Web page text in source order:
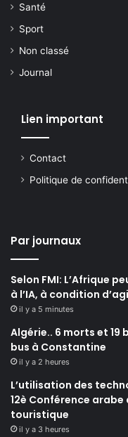
Santé
Sport
Non classé
Journal
Lien important
Contact
Politique de
Par journaux
Selon FMI: L’Afrique
à l’IA, à condition
il y a 5 minutes
Algérie.. 6 morts et 19
bus à Constantine
il y a 2 heures
L’utilisation des
12è Conférence
touristique
il y a 3 heures